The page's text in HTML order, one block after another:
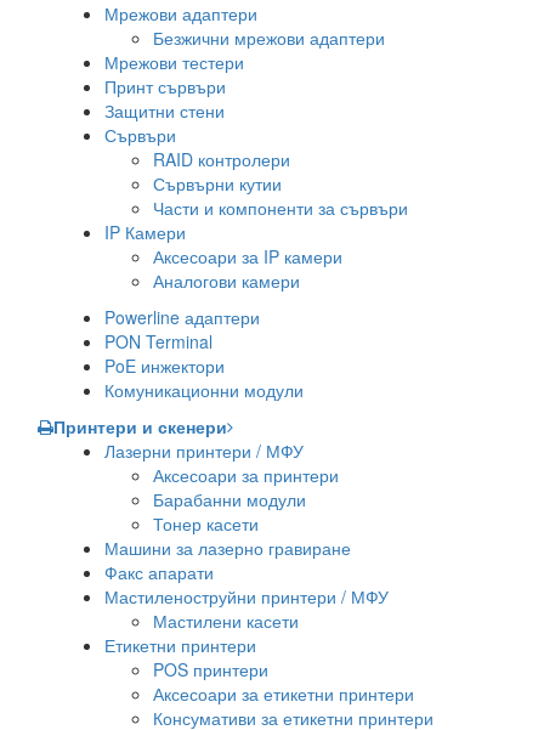
Мрежови адаптери
Безжични мрежови адаптери
Мрежови тестери
Принт сървъри
Защитни стени
Сървъри
RAID контролери
Сървърни кутии
Части и компоненти за сървъри
IP Камери
Аксесоари за IP камери
Аналогови камери
Powerline адаптери
PON Terminal
PoE инжектори
Комуникационни модули
Принтери и скенери
Лазерни принтери / МФУ
Аксесоари за принтери
Барабанни модули
Тонер касети
Машини за лазерно гравиране
Факс апарати
Мастиленоструйни принтери / МФУ
Мастилени касети
Етикетни принтери
POS принтери
Аксесоари за етикетни принтери
Консумативи за етикетни принтери